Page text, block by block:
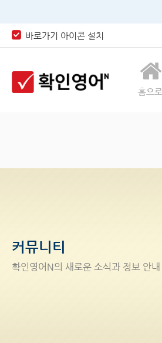
바로가기 아이콘 설치
홈으로
커뮤니티
확인영어 N의 새로운 소식과 정보 안내